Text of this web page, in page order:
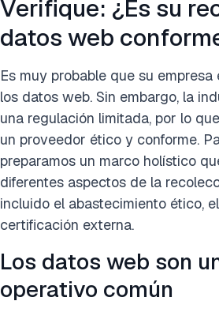
Verifique: ¿Es su
datos web
Es muy probable que su
los datos web. Sin embargo, la
una regulación limitada, por lo
un proveedor ético y conforme.
preparamos un marco holístico
diferentes aspectos de la
incluido el abastecimiento ético,
certificación externa.
Los datos web son
operativo común